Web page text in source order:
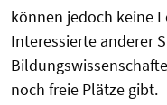
können jedoch keine
Interessierte anderer
noch freie Plätze gibt.